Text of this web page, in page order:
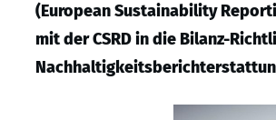
(European Sustainability
mit der CSRD in die Bilanz-